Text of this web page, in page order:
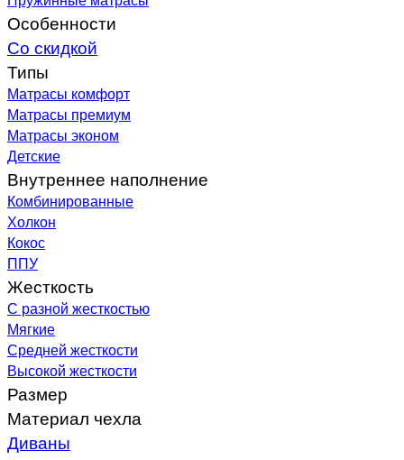
Особенности
Со скидкой
Типы
Матрасы комфорт
Матрасы премиум
Матрасы эконом
Детские
Внутреннее наполнение
Комбинированные
Холкон
Кокос
ППУ
Жесткость
С разной жесткостью
Мягкие
Средней жесткости
Высокой жесткости
Размер
Материал чехла
Диваны